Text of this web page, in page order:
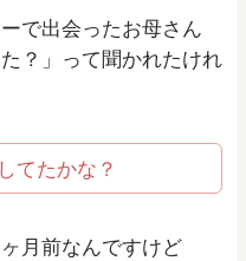
で出会ったお母さん
？」って聞かれたけれ
てたかな？
月前なんですけど